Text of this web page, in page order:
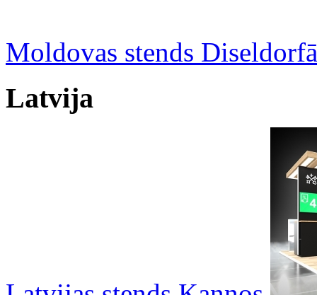
Moldovas stends Diseldorfā
Latvija